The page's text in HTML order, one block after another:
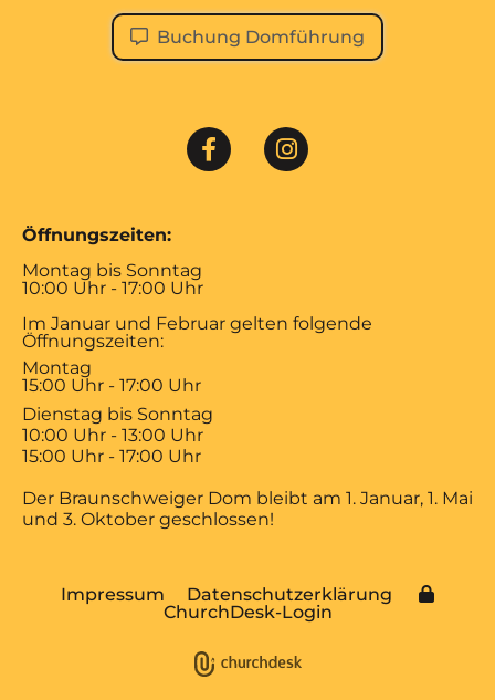
Buchung Domführung
Öffnungszeiten:
Montag bis Sonntag
10:00 Uhr - 17:00 Uhr
Im Januar und Februar gelten folgende
Öffnungszeiten:
Montag
15:00 Uhr - 17:00 Uhr
Dienstag bis Sonntag
10:00 Uhr - 13:00 Uhr
15:00 Uhr - 17:00 Uhr
Der Braunschweiger Dom bleibt am 1. Januar, 1. Mai
und 3. Oktober geschlossen!
Impressum
Datenschutzerklärung
ChurchDesk-Login